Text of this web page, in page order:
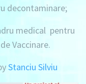
decontaminare;
medicalpentru
Vaccinare.
Stanciu Silviu